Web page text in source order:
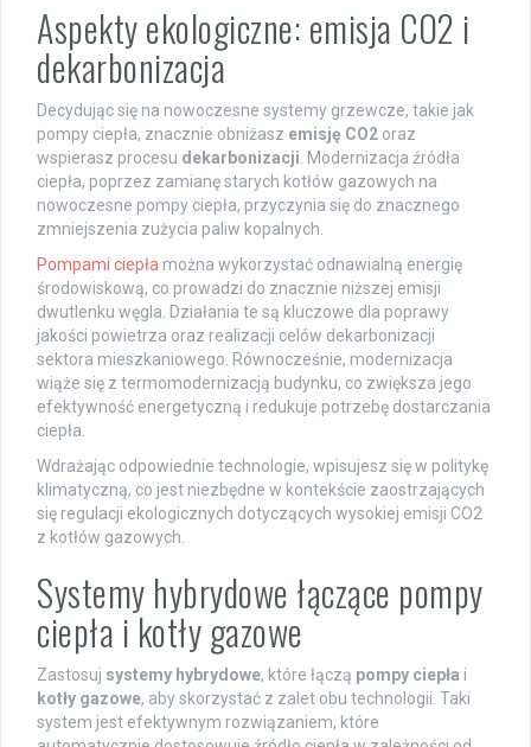
Aspekty ekologiczne: emisja CO2 i
dekarbonizacja
Decydując się na nowoczesne systemy grzewcze, takie jak
pompy ciepła, znacznie obniżasz emisję CO2 oraz
wspierasz procesu dekarbonizacji. Modernizacja źródła
ciepła, poprzez zamianę starych kotłów gazowych na
nowoczesne pompy ciepła, przyczynia się do znacznego
zmniejszenia zużycia paliw kopalnych.
Pompami ciepła można wykorzystać odnawialną energię
środowiskową, co prowadzi do znacznie niższej emisji
dwutlenku węgla. Działania te są kluczowe dla poprawy
jakości powietrza oraz realizacji celów dekarbonizacji
sektora mieszkaniowego. Równocześnie, modernizacja
wiąże się z termomodernizacją budynku, co zwiększa jego
efektywność energetyczną i redukuje potrzebę dostarczania
ciepła.
Wdrażając odpowiednie technologie, wpisujesz się w politykę
klimatyczną, co jest niezbędne w kontekście zaostrzających
się regulacji ekologicznych dotyczących wysokiej emisji CO2
z kotłów gazowych.
Systemy hybrydowe łączące pompy
ciepła i kotły gazowe
Zastosuj systemy hybrydowe, które łączą pompy ciepła i
kotły gazowe, aby skorzystać z zalet obu technologii. Taki
system jest efektywnym rozwiązaniem, które